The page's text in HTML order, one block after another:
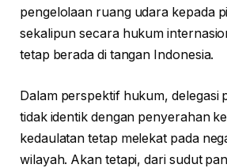
pengelolaan ruang udara kepada
sekalipun secara hukum
tetap berada di tangan Indonesia.
Dalam perspektif hukum, delegasi
tidak identik dengan penyerahan
kedaulatan tetap melekat pada
wilayah. Akan tetapi, dari sudut